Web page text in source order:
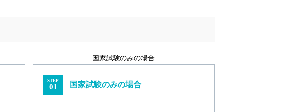
国家試験のみの場合
STEP
01 国家試験のみの場合